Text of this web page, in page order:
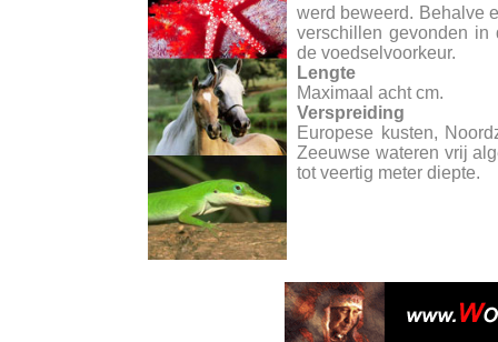
werd beweerd. Behalve
verschillen gevonden in
de voedselvoorkeur.
Lengte
Maximaal acht cm.
Verspreiding
Europese kusten,
Zeeuwse wateren vrij
tot veertig meter diepte.